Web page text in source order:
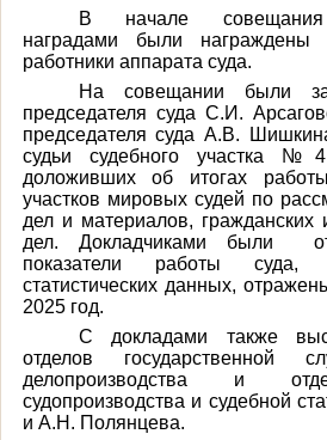
В начале совещания
наградами были
работники аппарата суда.
На совещании были
председателя суда С.И.
председателя суда А.В.
судьи судебного участка
доложивших об итогах
участков мировых судей по
дел и материалов, гражданских
дел. Докладчиками были
показатели работы суда,
статистических данных,
2025 год.
С докладами также
отделов государственной
делопроизводства и
судопроизводства и судебной
и А.Н. Полянцева.